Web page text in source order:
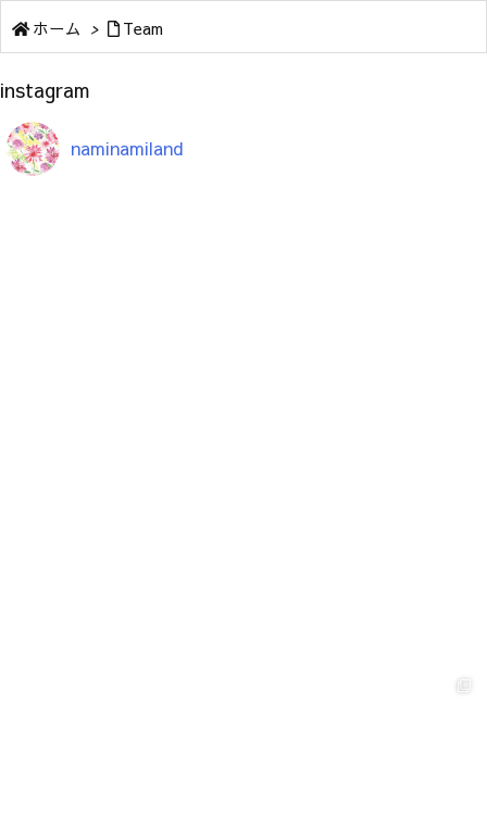
ホーム > Team
instagram
naminamiland